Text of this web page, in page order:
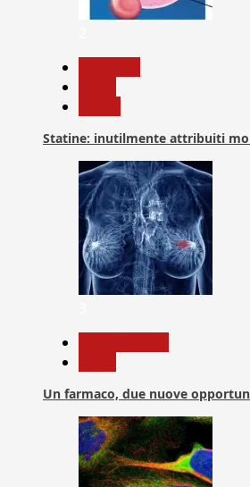
Statine: inutilmente attribuiti
Un farmaco, due nuove